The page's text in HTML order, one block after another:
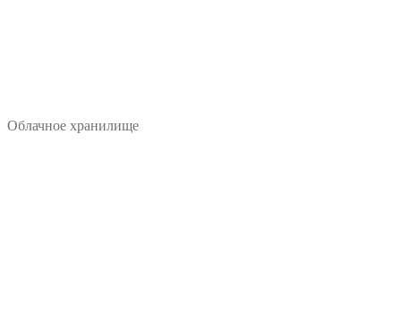
Облачное хранилище